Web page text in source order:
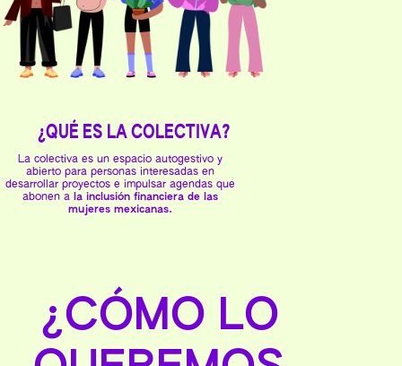
¿QUÉ ES LA COLECTIVA?
La colectiva es un espacio autogestivo y
abierto para personas interesadas en
desarrollar proyectos e impulsar agendas que
abonen ala inclusión financiera de las
mujeres mexicanas.
¿CÓMO LO